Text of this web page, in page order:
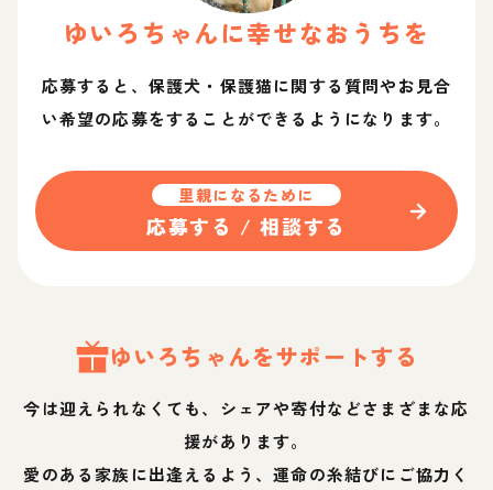
ゆいろ ちゃんに幸せなおうちを
応募すると、保護犬・保護猫に関する質問やお見合
い希望の応募をすることができるようになります。
里親になるために
応募する / 相談する
ゆいろちゃんをサポートする
今は迎えられなくても、シェアや寄付などさまざまな応
援があります。
愛のある家族に出逢えるよう、運命の糸結びにご協力く